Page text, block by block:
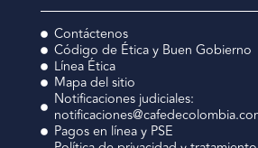
Contáctenos
Código de Ética y Buen Gobierno
Línea Ética
Mapa del sitio
Notificaciones judiciales:
Pagos en línea y PSE